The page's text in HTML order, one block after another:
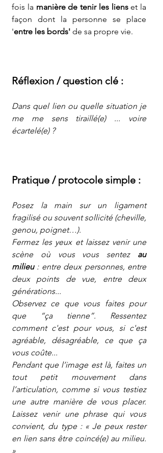
fois la manière de tenir les liens et la
façon dont la personne se place
'entre les bords' de sa propre vie.
Réflexion / question clé :
Dans quel lien ou quelle situation je
me me sens tiraillé(e) ... voire
écartelé(e) ?
Pratique / protocole simple :
Posez la main sur un ligament
fragilisé ou souvent sollicité (cheville,
genou, poignet…).
Fermez les yeux et laissez venir une
scène où vous vous sentez au
milieu : entre deux personnes, entre
deux points de vue, entre deux
générations...
Observez ce que vous faites pour
que “ça tienne”. Ressentez
comment c'est pour vous, si c'est
agréable, désagréable, ce que ça
vous coûte...
Pendant que l’image est là, faites un
tout petit mouvement dans
l’articulation, comme si vous testiez
une autre manière de vous placer.
Laissez venir une phrase qui vous
convient, du type : « Je peux rester
en lien sans être coincé(e) au milieu.
»